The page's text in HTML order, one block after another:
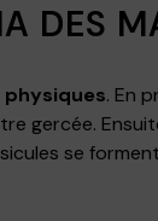
DES
. En
gercée.
se